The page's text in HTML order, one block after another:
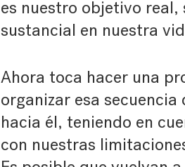
es nuestro objetivo
sustancial en nuestra
Ahora toca hacer una
organizar esa
hacia él, teniendo en
con nuestras